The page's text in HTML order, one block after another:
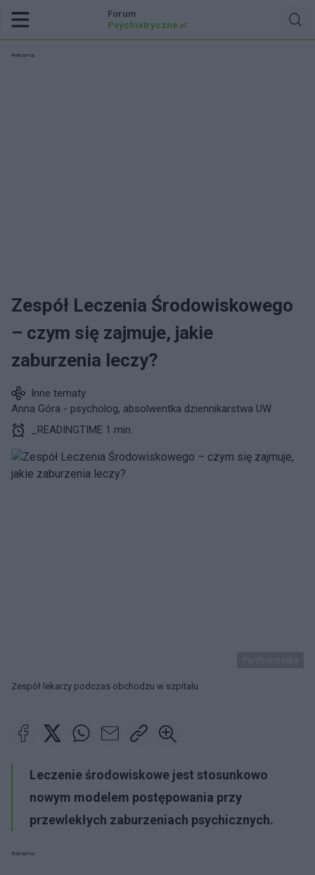
Forum
Psychiatryczne .pl
Reklama:
Zespół Leczenia Środowiskowego
– czym się zajmuje, jakie
zaburzenia leczy?
Inne tematy
Anna Góra - psycholog, absolwentka dziennikarstwa UW
_READINGTIME 1 min.
Zespół lekarzy podczas obchodzu w szpitalu
Leczenie środowiskowe jest stosunkowo
nowym modelem postępowania przy
przewlekłych zaburzeniach psychicznych.
Reklama: